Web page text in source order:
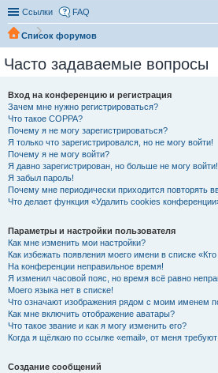
Ссылки FAQ
Список форумов
Часто задаваемые вопросы
Вход на конференцию и регистрация
Зачем мне нужно регистрироваться?
Что такое COPPA?
Почему я не могу зарегистрироваться?
Я только что зарегистрировался, но не могу войти!
Почему я не могу войти?
Я давно зарегистрирован, но больше не могу войти!
Я забыл пароль!
Почему мне периодически приходится повторять
Что делает функция «Удалить cookies
Параметры и настройки пользователя
Как мне изменить мои настройки?
Как избежать появления моего имени в списке
На конференции неправильное время!
Я изменил часовой пояс, но время всё равно
Моего языка нет в списке!
Что означают изображения рядом с моим именем
Как мне включить отображение аватары?
Что такое звание и как я могу изменить его?
Когда я щёлкаю по ссылке «email», от меня
Создание сообщений